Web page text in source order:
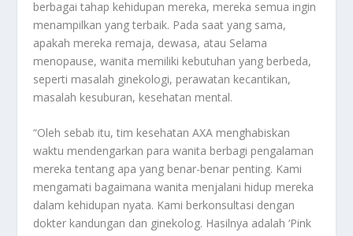
berbagai tahap kehidupan mereka, mereka semua ingin
menampilkan yang terbaik. Pada saat yang sama,
apakah mereka remaja, dewasa, atau Selama
menopause, wanita memiliki kebutuhan yang berbeda,
seperti masalah ginekologi, perawatan kecantikan,
masalah kesuburan, kesehatan mental.
“Oleh sebab itu, tim kesehatan AXA menghabiskan
waktu mendengarkan para wanita berbagi pengalaman
mereka tentang apa yang benar-benar penting. Kami
mengamati bagaimana wanita menjalani hidup mereka
dalam kehidupan nyata. Kami berkonsultasi dengan
dokter kandungan dan ginekolog. Hasilnya adalah ‘Pink